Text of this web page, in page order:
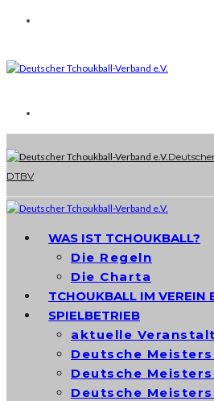
DTBV
WAS IST TCHOUKBALL?
Die Regeln
Die Charta
TCHOUKBALL IM VEREIN
SPIELBETRIEB
aktuelle
Deutsche
Deutsche
Deutsche